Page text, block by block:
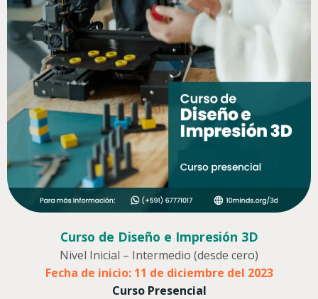
Curso de Diseño e Impresión 3D
Nivel Inicial – Intermedio (desde cero)
Fecha de inicio: 11 de diciembre del 2023
Curso Presencial